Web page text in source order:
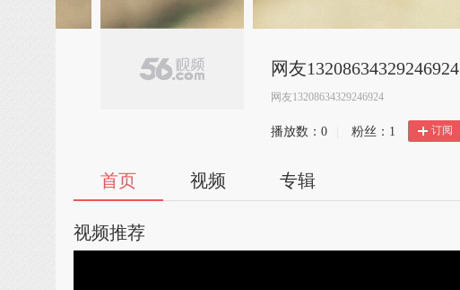
网友13208634329246924
网友13208634329246924
播放数： 0 粉丝： 1 订阅
首页 视频 专辑
视频推荐